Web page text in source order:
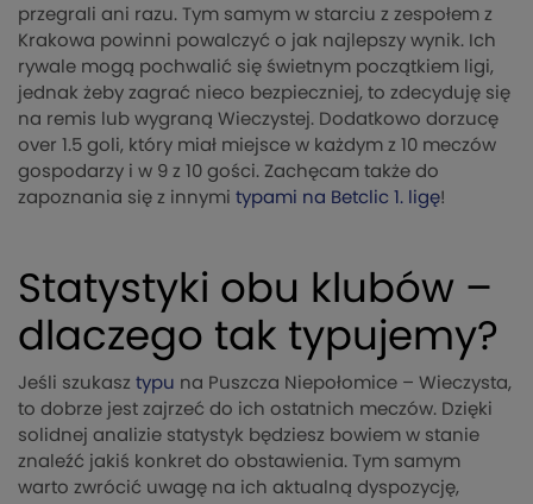
przegrali ani razu. Tym samym w starciu z zespołem z
Krakowa powinni powalczyć o jak najlepszy wynik. Ich
rywale mogą pochwalić się świetnym początkiem ligi,
jednak żeby zagrać nieco bezpieczniej, to zdecyduję się
na remis lub wygraną Wieczystej. Dodatkowo dorzucę
over 1.5 goli, który miał miejsce w każdym z 10 meczów
gospodarzy i w 9 z 10 gości. Zachęcam także do
zapoznania się z innymi typami na Betclic 1. ligę!
Statystyki obu klubów –
dlaczego tak typujemy?
Jeśli szukasz typu na Puszcza Niepołomice – Wieczysta,
to dobrze jest zajrzeć do ich ostatnich meczów. Dzięki
solidnej analizie statystyk będziesz bowiem w stanie
znaleźć jakiś konkret do obstawienia. Tym samym
warto zwrócić uwagę na ich aktualną dyspozycję,